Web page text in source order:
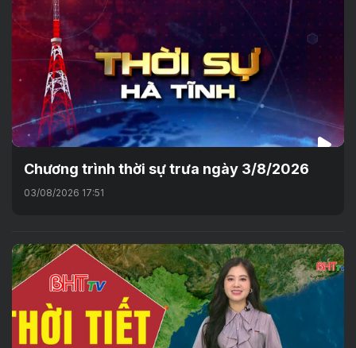
Chương trình thời sự trưa ngày 3/8/2026
03/08/2026 17:51